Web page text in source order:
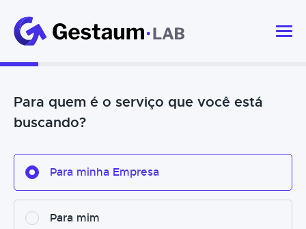
Para quem é o serviço que você está
buscando?
Para minha Empresa
Para mim